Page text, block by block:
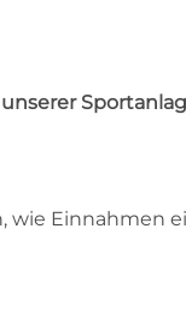
wie Einnahmen